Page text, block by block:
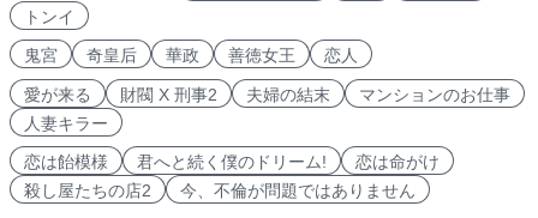
トンイ
鬼宮
奇皇后 華政 善徳女王 恋人
愛が来る 財閥 X 刑事2 夫婦の結末
マンションのお仕事
人妻キラー
恋は飴模様
君へと続く僕のドリーム!
恋は命がけ
殺し屋たちの店2
今、不倫が問題ではありません